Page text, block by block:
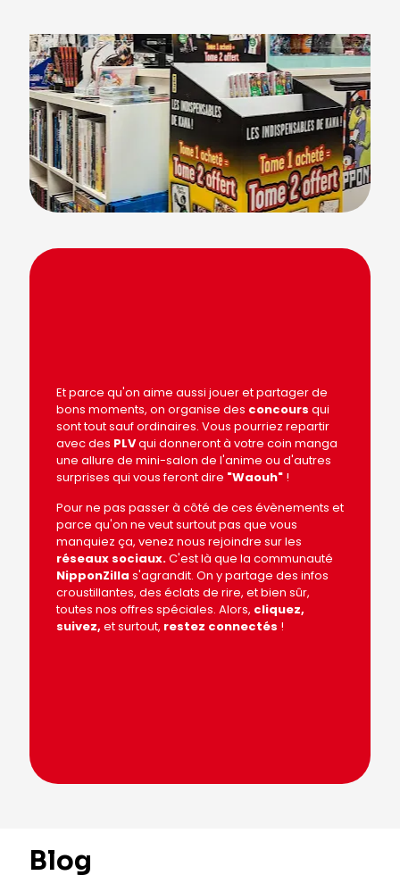
Et parce qu'on aime aussi jouer et partager de
bons moments, on organise des concours qui
sont tout sauf ordinaires. Vous pourriez repartir
avec des PLVqui donneront à votre coin manga
une allure de mini-salon de l'anime ou d'autres
surprises qui vous feront dire "Waouh" !
Pour ne pas passer à côté de ces évènements et
parce qu'on ne veut surtout pas que vous
manquiez ça, venez nous rejoindre sur les
réseaux sociaux.C'est là que la communauté
NipponZilla s'agrandit. On y partage des infos
croustillantes, des éclats de rire, et bien sûr,
toutes nos offres spéciales. Alors, cliquez,
suivez, et surtout, restez connectés !
Blog